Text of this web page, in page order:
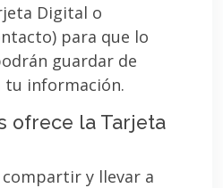
Digital o
para que lo
guardar de
tu información.
ofrece la Tarjeta
compartir y llevar a